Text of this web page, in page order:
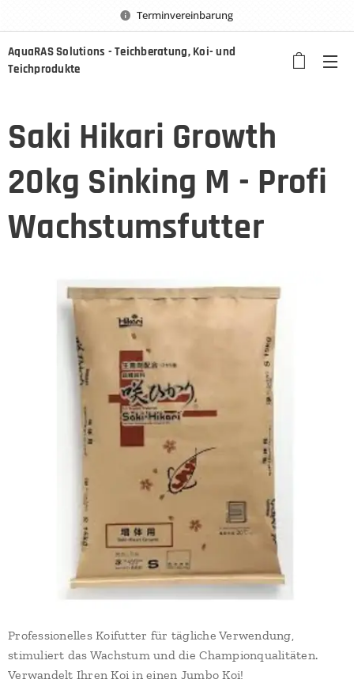
Terminvereinbarung
AquaRAS Solutions - Teichberatung, Koi- und
Teichprodukte
Saki Hikari Growth
20kg Sinking M - Profi
Wachstumsfutter
Professionelles Koifutter für tägliche Verwendung,
stimuliert das Wachstum und die Championqualitäten.
Verwandelt Ihren Koi in einen Jumbo Koi!